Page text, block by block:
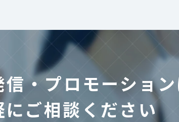
・プロモーショ
にご相談ください